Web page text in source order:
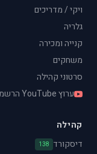
ויקי / מדריכים
גלריה
קנייה ומכירה
משחקים
סרטוני קהילה
ערוץ YouTube הרשמי
קהילה
דיסקורד 138